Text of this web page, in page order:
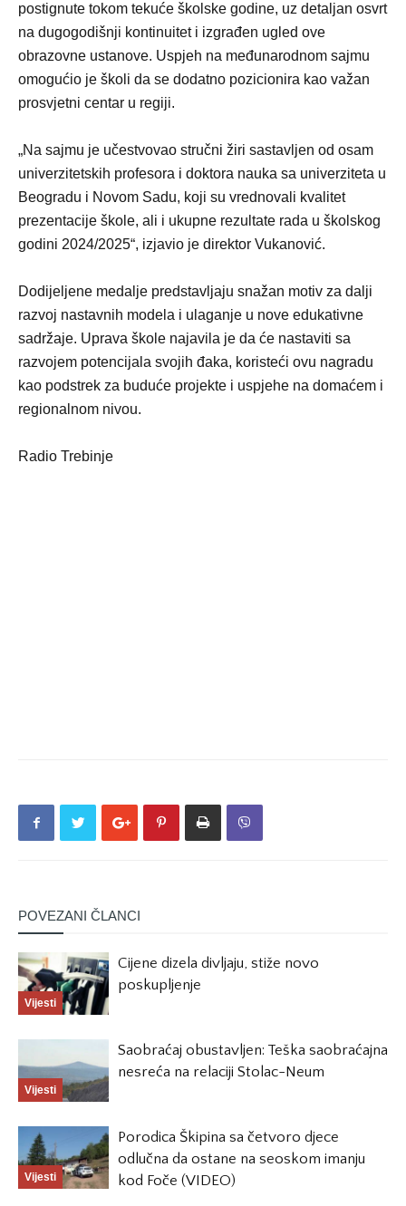
postignute tokom tekuće školske godine, uz detaljan osvrt
na dugogodišnji kontinuitet i izgrađen ugled ove
obrazovne ustanove. Uspjeh na međunarodnom sajmu
omogućio je školi da se dodatno pozicionira kao važan
prosvjetni centar u regiji.
„Na sajmu je učestvovao stručni žiri sastavljen od osam
univerzitetskih profesora i doktora nauka sa univerziteta u
Beogradu i Novom Sadu, koji su vrednovali kvalitet
prezentacije škole, ali i ukupne rezultate rada u školskog
godini 2024/2025“, izjavio je direktor Vukanović.
Dodijeljene medalje predstavljaju snažan motiv za dalji
razvoj nastavnih modela i ulaganje u nove edukativne
sadržaje. Uprava škole najavila je da će nastaviti sa
razvojem potencijala svojih đaka, koristeći ovu nagradu
kao podstrek za buduće projekte i uspjehe na domaćem i
regionalnom nivou.
Radio Trebinje
POVEZANI ČLANCI
Vijesti
Cijene dizela divljaju, stiže novo
poskupljenje
Vijesti
Saobraćaj obustavljen: Teška saobraćajna
nesreća na relaciji Stolac-Neum
Vijesti
Porodica Škipina sa četvoro djece
odlučna da ostane na seoskom imanju
kod Foče (VIDEO)